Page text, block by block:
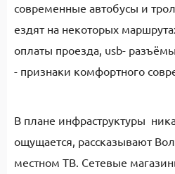
современные автобусы и
ездят на некоторых
оплаты проезда, usb-
- признаки комфортного
В плане инфраструктуры
ощущается, рассказывают
местном ТВ. Сетевые